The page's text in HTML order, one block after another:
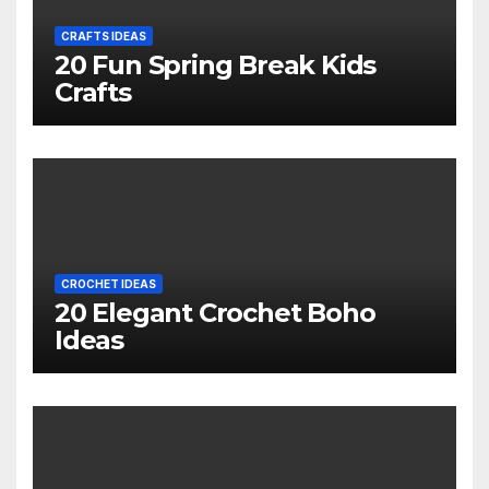
CRAFTS IDEAS
20 Fun Spring Break Kids
Crafts
CROCHET IDEAS
20 Elegant Crochet Boho
Ideas